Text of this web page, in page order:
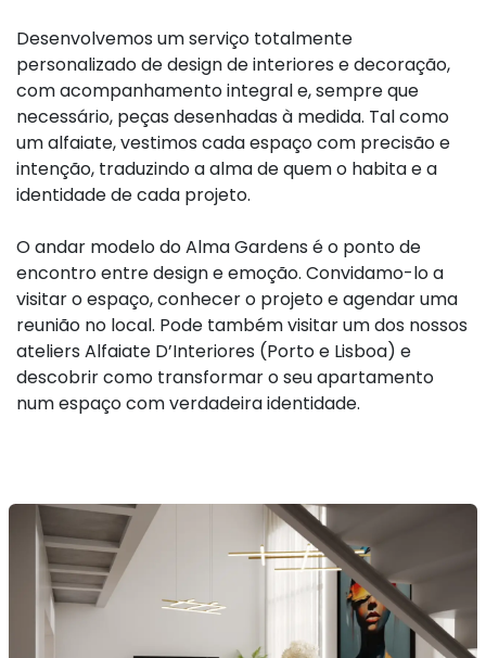
Desenvolvemos um serviço totalmente
personalizado de design de interiores e decoração,
com acompanhamento integral e, sempre que
necessário, peças desenhadas à medida. Tal como
um alfaiate, vestimos cada espaço com precisão e
intenção, traduzindo a alma de quem o habita e a
identidade de cada projeto.
O andar modelo do Alma Gardens é o ponto de
encontro entre design e emoção. Convidamo-lo a
visitar o espaço, conhecer o projeto e agendar uma
reunião no local. Pode também visitar um dos nossos
ateliers Alfaiate D’Interiores (Porto e Lisboa) e
descobrir como transformar o seu apartamento
num espaço com verdadeira identidade.